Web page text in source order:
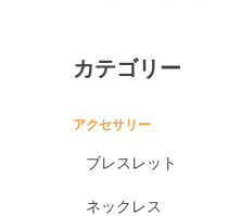
カテゴリー
アクセサリー
ブレスレット
ネックレス